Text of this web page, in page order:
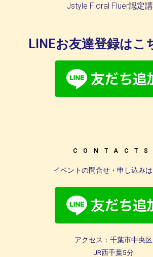
Jstyle Floral Fluer認定
LINEお友達登録はこ
CONTACTS
イベントの問合せ・申し込み
アクセス：千葉市中央区
JR西千葉5分